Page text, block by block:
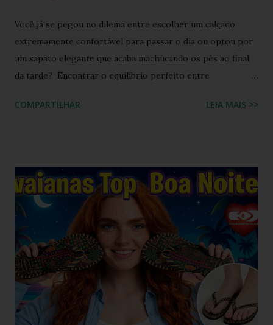
Você já se pegou no dilema entre escolher um calçado
extremamente confortável para passar o dia ou optou por
um sapato elegante que acaba machucando os pés ao final
da tarde? Encontrar o equilíbrio perfeito entre
costumava ser um desafio na moda feminina e urbana.
2000, o famoso scrunchie aquele elástico de cabelo
revestido de tecido franzido conquistou passarelas, vitrines
e o guarda-roupa das principais influenciadoras de moda.
Percebendo esse movimento de resgate retrô com toque
contemporâneo, a Havaianas trouxe uma inovação que une
o melhor dos dois mundos. O Chinelo Havaianas Top
Scrunchie surge exatamente como essa resposta
fashionista: a fusão impecável da lendária sola de borracha
Havaianas com tiras revestidas de tecido drapeado com
COMPARTILHAR LEIA MAIS >>